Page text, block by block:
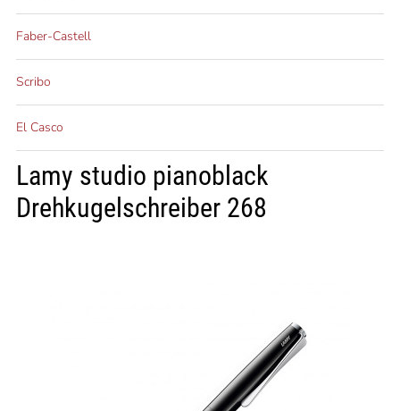
Faber-Castell
Scribo
El Casco
Lamy studio pianoblack
Drehkugelschreiber 268